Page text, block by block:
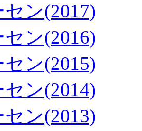
ン(2017)
ン(2016)
ン(2015)
ン(2014)
ン(2013)